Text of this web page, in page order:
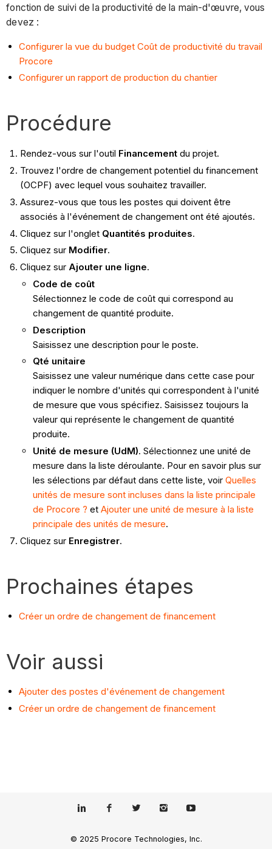
fonction de suivi de la productivité de la main-d'œuvre, vous
devez :
Configurer la vue du budget Coût de productivité du travail
Procore
Configurer un rapport de production du chantier
Procédure
Rendez-vous sur l'outil Financement du projet.
Trouvez l'ordre de changement potentiel du financement
(OCPF) avec lequel vous souhaitez travailler.
Assurez-vous que tous les postes qui doivent être
associés à l'événement de changement ont été ajoutés.
Cliquez sur l'onglet Quantités produites.
Cliquez sur Modifier.
Cliquez sur Ajouter une ligne.
Code de coût
Sélectionnez le code de coût qui correspond au
changement de quantité produite.
Description
Saisissez une description pour le poste.
Qté unitaire
Saisissez une valeur numérique dans cette case pour
indiquer le nombre d'unités qui correspondent à l'unité
de mesure que vous spécifiez. Saisissez toujours la
valeur qui représente le changement de quantité
produite.
Unité de mesure (UdM). Sélectionnez une unité de
mesure dans la liste déroulante. Pour en savoir plus sur
les sélections par défaut dans cette liste, voir Quelles
unités de mesure sont incluses dans la liste principale
de Procore ? et Ajouter une unité de mesure à la liste
principale des unités de mesure.
Cliquez sur Enregistrer.
Prochaines étapes
Créer un ordre de changement de financement
Voir aussi
Ajouter des postes d'événement de changement
Créer un ordre de changement de financement
© 2025 Procore Technologies, Inc.